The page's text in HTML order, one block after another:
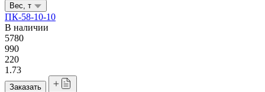
Вес, т
ПК-58-10-10
В наличии
5780
990
220
1.73
Заказать